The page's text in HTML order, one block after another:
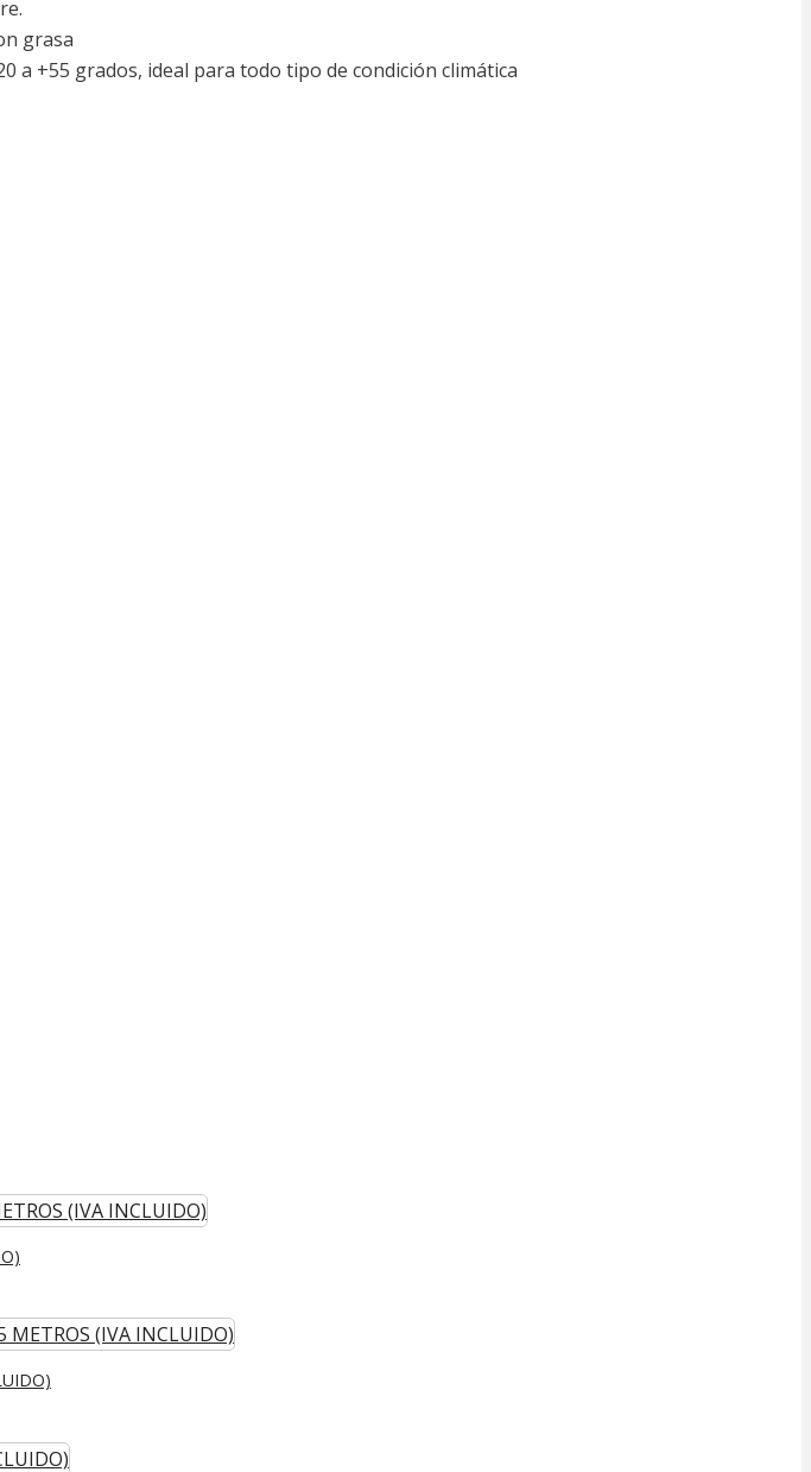
grasa
a +55 grados, ideal para todo tipo de condición climática